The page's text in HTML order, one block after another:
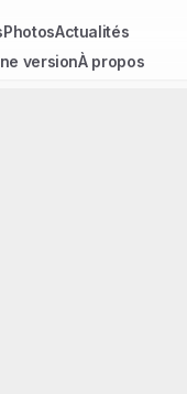
PhotosActualités
versionÀ propos